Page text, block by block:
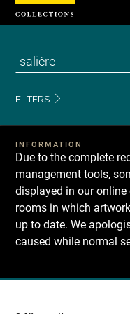
FILTERS
INFORMATION
Due to the complete
management tools,
displayed in our
rooms in which
up to date. We
caused while normal
Recherche
Cookies management